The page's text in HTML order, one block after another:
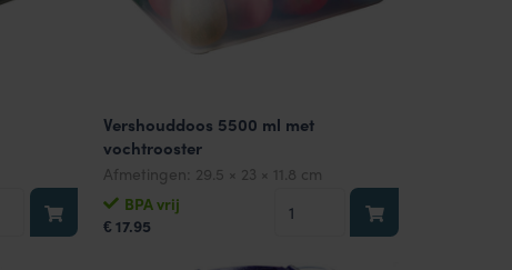
Vershouddoos 5500 ml met
vochtrooster
Afmetingen: 29.5 × 23 × 11.8 cm
BPA vrij
€ 17.95
Vershouddoos